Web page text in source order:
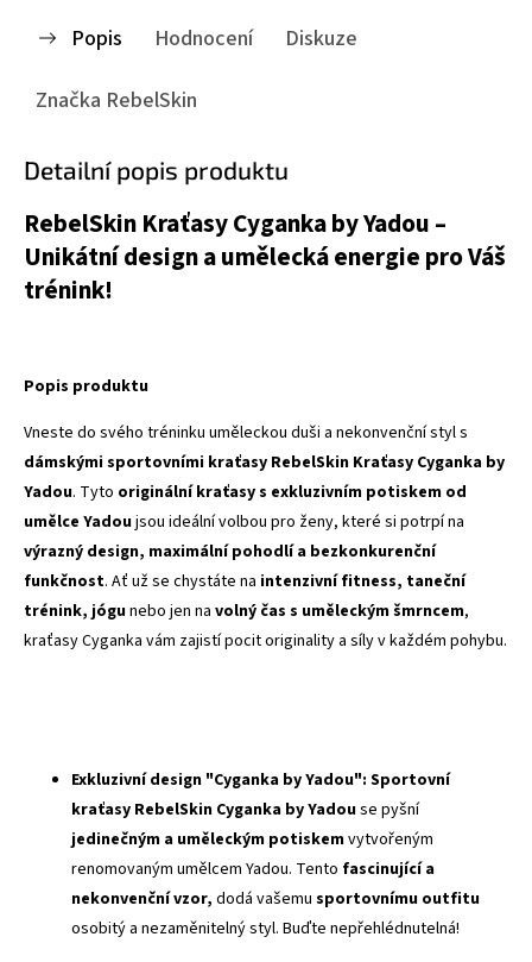
Popis Hodnocení
Diskuze
Značka RebelSkin
Detailní popis produktu
RebelSkin Kraťasy Cyganka by Yadou –
Unikátní design a umělecká energie pro Váš
trénink!
Popis produktu
Vneste do svého tréninku uměleckou duši a nekonvenční styl s
dámskými sportovními kraťasy RebelSkin Kraťasy Cyganka by
Yadou. Tyto originální kraťasy s exkluzivním potiskem od
umělce Yadoujsou ideální volbou pro ženy, které si potrpí na
výrazný design, maximální pohodlí a bezkonkurenční
funkčnost. Ať už se chystáte na intenzivní fitness, taneční
trénink, jógunebo jen na volný čas s uměleckým šmrncem,
kraťasy Cyganka vám zajistí pocit originality a síly v každém pohybu.
Exkluzivní design "Cyganka by Yadou": Sportovní
kraťasy RebelSkin Cyganka by Yadouse pyšní
jedinečným a uměleckým potiskemvytvořeným
renomovaným umělcem Yadou. Tento fascinující a
nekonvenční vzor, dodá vašemu sportovnímu outfitu
osobitý a nezaměnitelný styl. Buďte nepřehlédnutelná!